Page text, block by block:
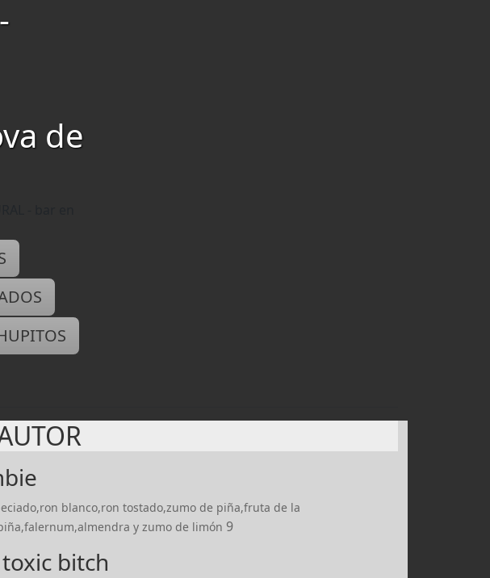
de
blanco,ron tostado,zumo de piña,fruta de la
y zumo de limón 9
bitch